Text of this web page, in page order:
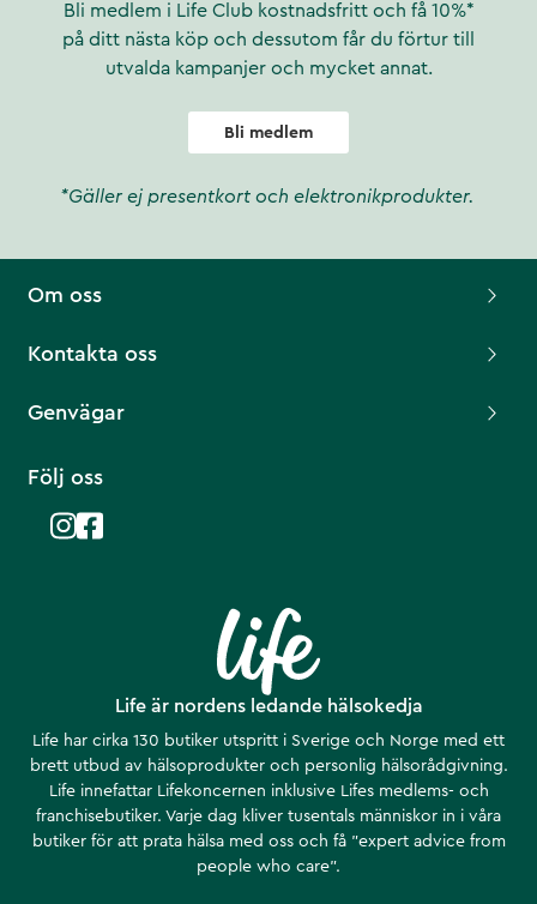
Bli medlem i Life Club kostnadsfritt och få 10%*
på ditt nästa köp och dessutom får du förtur till
utvalda kampanjer och mycket annat.
Bli medlem
*Gäller ej presentkort och elektronikprodukter.
Life är nordens ledande hälsokedja
Life har cirka 130 butiker utspritt i Sverige och Norge med ett
brett utbud av hälsoprodukter och personlig hälsorådgivning.
Life innefattar Lifekoncernen inklusive Lifes medlems- och
franchisebutiker. Varje dag kliver tusentals människor in i våra
butiker för att prata hälsa med oss och få ”expert advice from
people who care”.
Om oss
Kontakta oss
Genvägar
Följ oss